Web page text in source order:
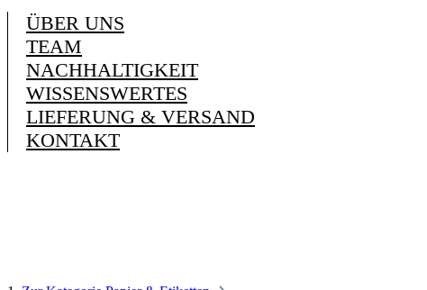
ÜBER UNS
TEAM
NACHHALTIGKEIT
WISSENSWERTES
LIEFERUNG & VERSAND
KONTAKT